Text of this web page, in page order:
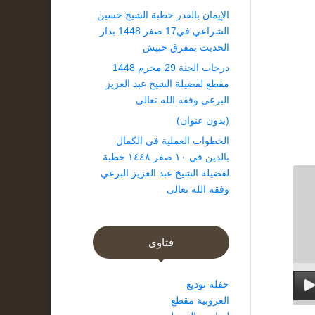
الإيمان بالقدر خطبة الشيخ حسين
الشراعي في17 صفر 1448 بدار
الحديث بمفرق حبيش
درجات الجنة 29 محرم 1448
مقطع لفضيلة الشيخ عبد العزيز
البرعي وفقه الله تعالى
(بدون عنوان)
الخطوات العملية في الكمال
بالدين في ١٠ صفر ١٤٤٨ خطبة
لفضيلة الشيخ عبد العزيز البرعي
وفقه الله تعالى
فتاوى
حفلة توديع
العزوبية مقطع